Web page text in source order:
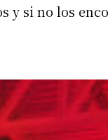
y si no los